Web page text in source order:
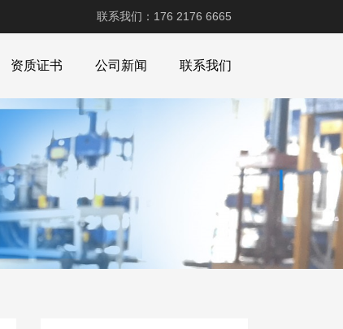
联系我们：176 2176 6665
资质证书 公司新闻 联系我们